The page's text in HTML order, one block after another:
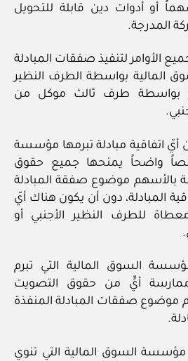
أو أدوات دين قابلة للتحويل
المدرجة.
الأوامر لتنفيذ صفقات المبادلة
المالية بواسطة الطرف النظير
بواسطة طرف ثالث موكل من
اتفاقية مبادلة تبرمها مؤسسة
نصاً واضحاً يمنحها جميع حقوق
بالأسهم موضوع صفقة المبادلة
المبادلة، دون أن يكون هناك أيّ
للطرف النظير الأجنبي أو
السوق المالية التي تبرم
ممارسة أيٍّ من حقوق التصويت
موضوع صفقات المبادلة المنفذة
السوق المالية التي تنوي